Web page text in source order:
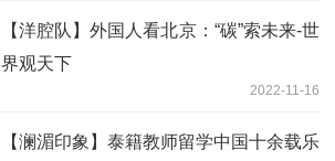
【洋腔队】外国人看北京：“碳”索未来-世
界观天下
2022-11-16
【澜湄印象】泰籍教师留学中国十余载乐